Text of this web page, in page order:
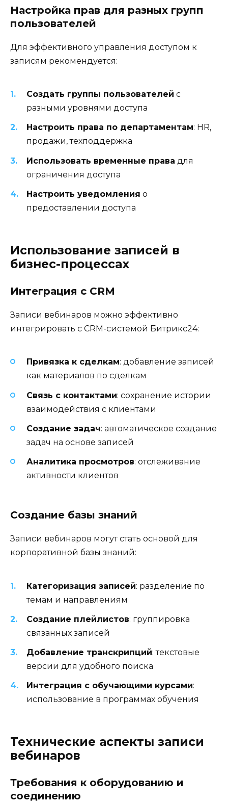
Настройка прав для разных групп
пользователей
Для эффективного управления доступом к
записям рекомендуется:
Создать группы пользователей с
разными уровнями доступа
Настроить права по департаментам: HR,
продажи, техподдержка
Использовать временные права для
ограничения доступа
Настроить уведомления о
предоставлении доступа
Использование записей в
бизнес-процессах
Интеграция с CRM
Записи вебинаров можно эффективно
интегрировать с CRM-системой Битрикс24:
Привязка к сделкам: добавление записей
как материалов по сделкам
Связь с контактами: сохранение истории
взаимодействия с клиентами
Создание задач: автоматическое создание
задач на основе записей
Аналитика просмотров: отслеживание
активности клиентов
Создание базы знаний
Записи вебинаров могут стать основой для
корпоративной базы знаний:
Категоризация записей: разделение по
темам и направлениям
Создание плейлистов: группировка
связанных записей
Добавление транскрипций: текстовые
версии для удобного поиска
Интеграция с обучающими курсами:
использование в программах обучения
Технические аспекты записи
вебинаров
Требования к оборудованию и
соединению